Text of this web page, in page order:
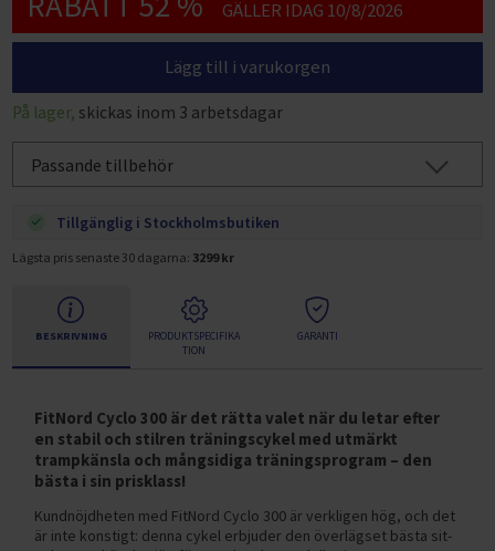
GÄLLER IDAG 10/8/2026
Lägg till i varukorgen
På lager, skickas inom 3 arbetsdagar
Passande tillbehör
Tillgänglig i Stockholmsbutiken
Lägsta pris senaste 30 dagarna: 3299 kr
BESKRIVNING
PRODUKTSPECIFIKA
TION
GARANTI
FitNord Cyclo 300 är det rätta valet när du letar efter
en stabil och stilren träningscykel med utmärkt
trampkänsla och mångsidiga träningsprogram – den
bästa i sin prisklass!
Kundnöjdheten med FitNord Cyclo 300 är verkligen hög, och det
är inte konstigt: denna cykel erbjuder den överlägset bästa sit-